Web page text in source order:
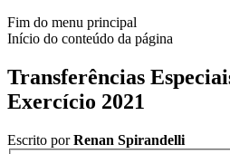
Fim do menu principal
Início do conteúdo da página
Transferências
Exercício 2021
Escrito porRenan Spirandelli